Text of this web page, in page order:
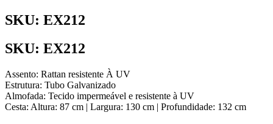
SKU: EX212
SKU: EX212
Assento: Rattan resistente À UV
Estrutura: Tubo Galvanizado
Almofada: Tecido impermeável e resistente à UV
Cesta: Altura: 87 cm | Largura: 130 cm | Profundidade: 132 cm